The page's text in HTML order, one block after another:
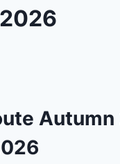
Autumn